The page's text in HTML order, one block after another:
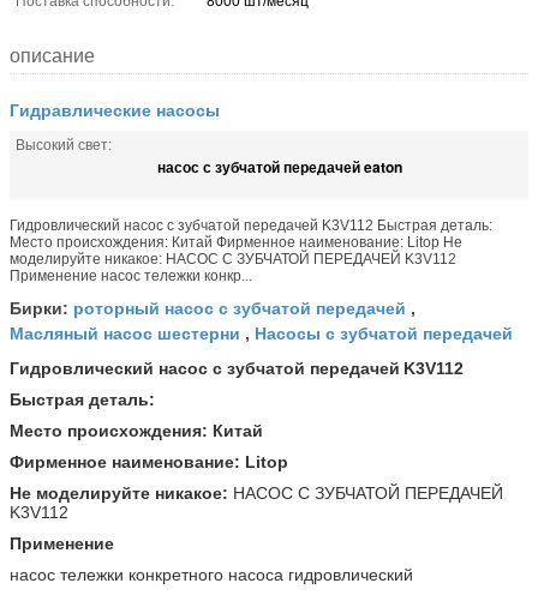
описание
Гидравлические насосы
Высокий свет:
насос с зубчатой передачей eaton
Гидровлический насос с зубчатой передачей K3V112 Быстрая деталь:
Место происхождения: Китай Фирменное наименование: Litop Не
моделируйте никакое: НАСОС С ЗУБЧАТОЙ ПЕРЕДАЧЕЙ K3V112
Применение насос тележки конкр...
Бирки: роторный насос с зубчатой передачей ,
Масляный насос шестерни , Насосы с зубчатой передачей
Гидровлический насос с зубчатой передачей K3V112
Быстрая деталь:
Место происхождения: Китай
Фирменное наименование: Litop
Не моделируйте никакое: НАСОС С ЗУБЧАТОЙ ПЕРЕДАЧЕЙ
K3V112
Применение
насос тележки конкретного насоса гидровлический